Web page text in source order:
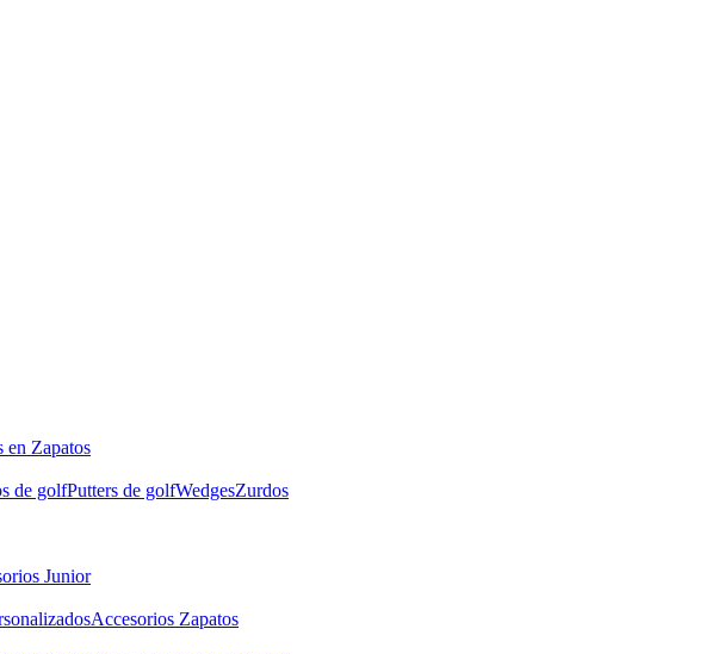
en Zapatos
de golfPutters de golfWedgesZurdos
Junior
Accesorios Zapatos